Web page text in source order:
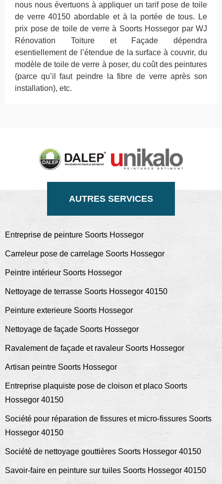
nous nous évertuons à appliquer un tarif pose de toile
de verre 40150 abordable et à la portée de tous. Le
prix pose de toile de verre à Soorts Hossegor par WJ
Rénovation Toiture et Façade dépendra
esentiellement de l’étendue de la surface à couvrir, du
modèle de toile de verre à poser, du coût des peintures
(parce qu’il faut peindre la fibre de verre après son
installation), etc.
AUTRES SERVICES
Entreprise de peinture Soorts Hossegor
Carreleur pose de carrelage Soorts Hossegor
Peintre intérieur Soorts Hossegor
Nettoyage de terrasse Soorts Hossegor 40150
Peinture exterieure Soorts Hossegor
Nettoyage de façade Soorts Hossegor
Ravalement de façade et ravaleur Soorts Hossegor
Artisan peintre Soorts Hossegor
Entreprise plaquiste pose de cloison et placo Soorts
Hossegor 40150
Société pour réparation de fissures et micro-fissures Soorts
Hossegor 40150
Société de nettoyage gouttières Soorts Hossegor 40150
Savoir-faire en peinture sur tuiles Soorts Hossegor 40150